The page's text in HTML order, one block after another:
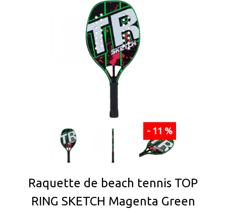
- 11 %
Raquette de beach tennis TOP
RING SKETCH Magenta Green